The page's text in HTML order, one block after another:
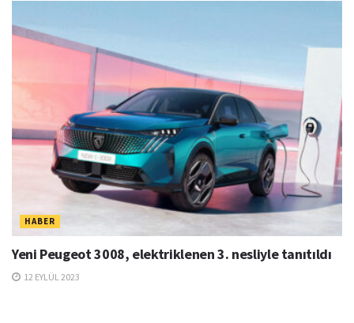
HABER
Yeni Peugeot 3008, elektriklenen 3. nesliyle tanıtıldı
12 EYLÜL 2023